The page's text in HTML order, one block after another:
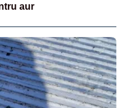
aur